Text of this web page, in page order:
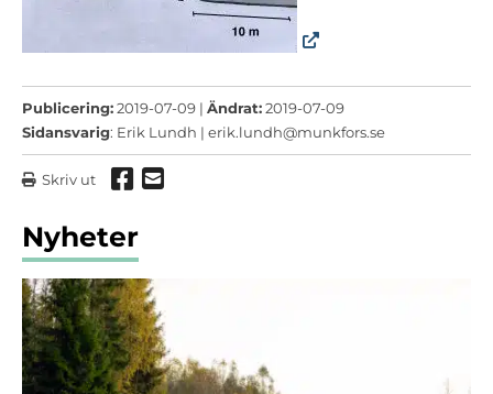
Publicering:2019-07-09 | Ändrat:2019-07-09
Sidansvarig: Erik Lundh | erik.lundh@munkfors.se
Skriv ut Dela via Facebook
Dela via mail
Nyheter